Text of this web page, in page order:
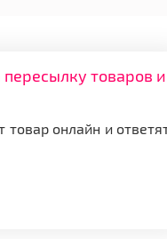
товаров и
онлайн и